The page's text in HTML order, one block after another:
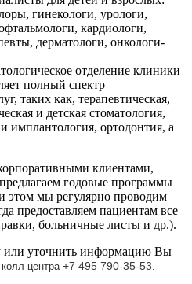
гинекологи, урологи,
кардиологи,
дерматологи, онкологи-
отделение клиники
полный спектр
таких как, терапевтическая,
и детская стоматология,
имплантология, ортодонтия, а
клиентами,
годовые программы
этом мы регулярно проводим
предоставляем пациентам все
больничные листы и др.).
или уточнить информацию Вы
центра +7 495 790-35-53